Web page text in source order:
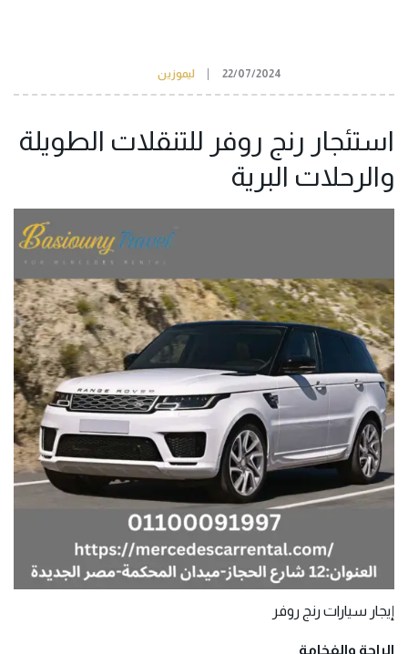
22/07/2024 ليموزين
استئجار رنج روفر للتنقلات الطويلة
والرحلات البرية
إيجار سيارات رنج روفر
الراحة والفخامة